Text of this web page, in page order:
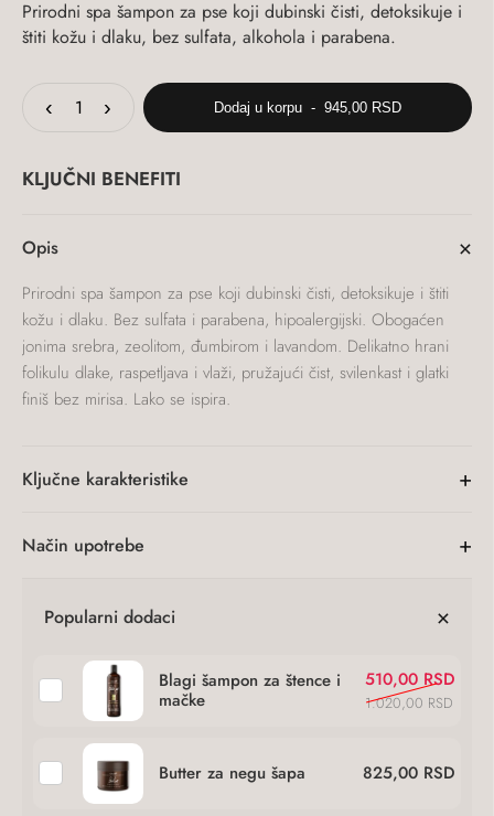
Prirodni spa šampon za pse koji dubinski čisti, detoksikuje i
štiti kožu i dlaku, bez sulfata, alkohola i parabena.
‹
Prirodni
sa
zeolitom
› Dodaj u korpu - 945,00 RSD
KLJUČNI BENEFITI
Opis ×
Prirodni spa šampon za pse koji dubinski čisti, detoksikuje i štiti
kožu i dlaku. Bez sulfata i parabena, hipoalergijski. Obogaćen
jonima srebra, zeolitom, đumbirom i lavandom. Delikatno hrani
folikulu dlake, raspetljava i vlaži, pružajući čist, svilenkast i glatki
finiš bez mirisa. Lako se ispira.
Ključne karakteristike +
Način upotrebe +
Popularni dodaci ×
Blagi šampon za štence i
mačke
1.020,00 RSD
Originalna
cena
1.020,00 RSD.
510,00 RSD
Trenutna
cena
Butter za negu šapa 825,00 RSD